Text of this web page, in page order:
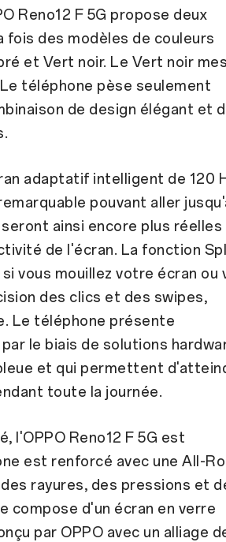
Reno12 F 5G propose deux
fois des modèles de couleurs
et Vert noir. Le Vert noir
téléphone pèse seulement
de design élégant et
adaptatif intelligent de 120
pouvant aller
ainsi encore plus réelles
de l'écran. La fonction
vous mouillez votre écran ou
des clics et des swipes,
Le téléphone présente
le biais de solutions
et qui permettent
toute la journée.
l'OPPO Reno12 F 5G est
est renforcé avec une All-
rayures, des pressions et
compose d'un écran en verre
par OPPO avec un alliage